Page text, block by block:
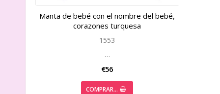
Add to list
Add to list
Manta de bebé con el nombre del bebé,
corazones turquesa
1553
…
€56
COMPRAR…